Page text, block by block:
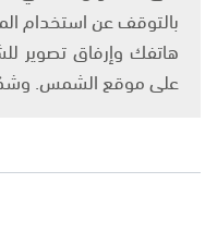
بالتوقف عن استخدام
هاتفك وإرفاق تصوير
على موقع الشمس.